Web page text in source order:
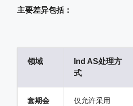
主要差异包括：
领域
Ind AS处理方
式
套期会
仅允许采用